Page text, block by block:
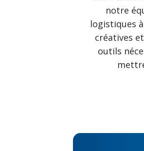
notre
logistiques
créatives
outils